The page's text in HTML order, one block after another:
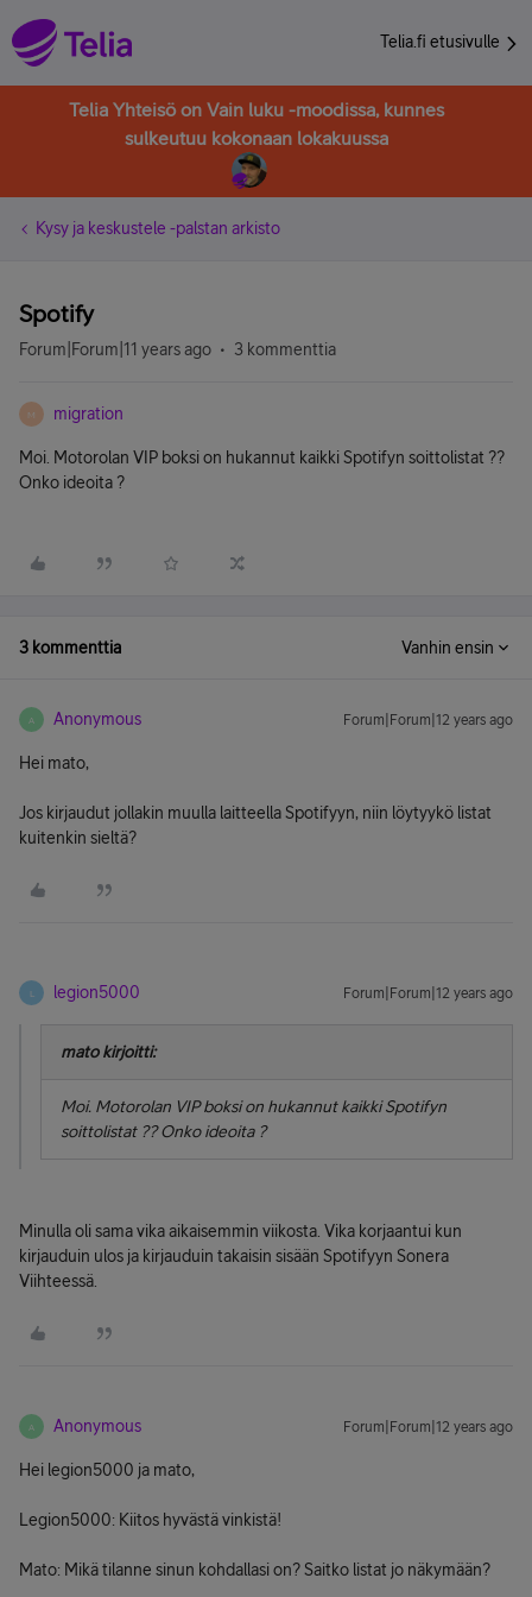
Telia.fi etusivulle
Telia Yhteisö on Vain luku -moodissa, kunnes
sulkeutuu kokonaan lokakuussa
Kysy ja keskustele -palstan arkisto
Spotify
Forum|Forum|11 years ago 3 kommenttia
M migration
Moi. Motorolan VIP boksi on hukannut kaikki Spotifyn soittolistat ??
Onko ideoita ?
3 kommenttia Vanhin ensin
A Anonymous Forum|Forum|12 years ago
Hei mato,
Jos kirjaudut jollakin muulla laitteella Spotifyyn, niin löytyykö listat
kuitenkin sieltä?
legion5000 Forum|Forum|12 years ago
mato kirjoitti:
Moi. Motorolan VIP boksi on hukannut kaikki Spotifyn
soittolistat ?? Onko ideoita ?
Minulla oli sama vika aikaisemmin viikosta. Vika korjaantui kun
kirjauduin ulos ja kirjauduin takaisin sisään Spotifyyn Sonera
Viihteessä.
A Anonymous Forum|Forum|12 years ago
Hei legion5000 ja mato,
Legion5000: Kiitos hyvästä vinkistä!
Mato: Mikä tilanne sinun kohdallasi on? Saitko listat jo näkymään?